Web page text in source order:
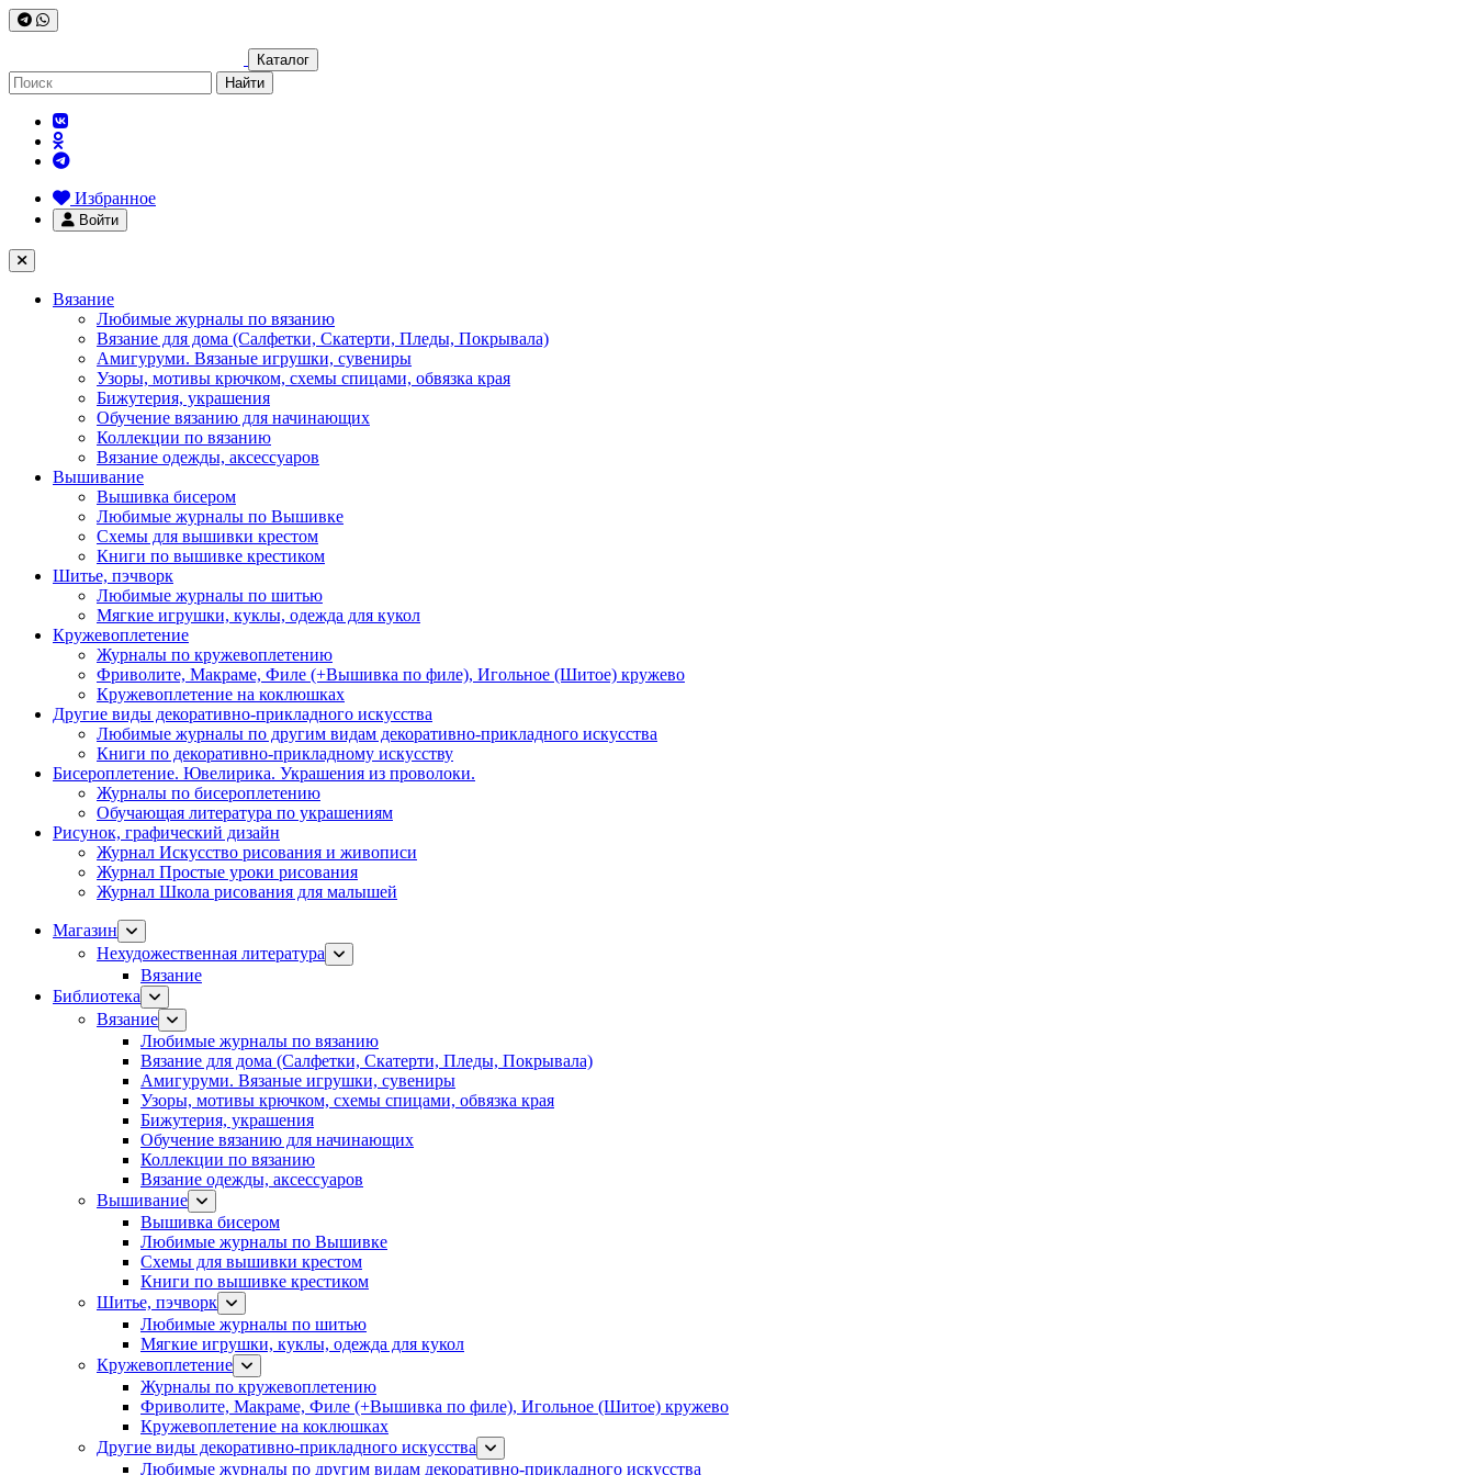
Каталог
Найти
Избранное
Войти
Вязание
Любимые журналы по вязанию
Вязание для дома (Салфетки, Скатерти, Пледы, Покрывала)
Амигуруми. Вязаные игрушки, сувениры
Узоры, мотивы крючком, схемы спицами, обвязка края
Бижутерия, украшения
Обучение вязанию для начинающих
Коллекции по вязанию
Вязание одежды, аксессуаров
Вышивание
Вышивка бисером
Любимые журналы по Вышивке
Схемы для вышивки крестом
Книги по вышивке крестиком
Шитье, пэчворк
Любимые журналы по шитью
Мягкие игрушки, куклы, одежда для кукол
Кружевоплетение
Журналы по кружевоплетению
Фриволите, Макраме, Филе (+Вышивка по филе), Игольное (Шитое) кружево
Кружевоплетение на коклюшках
Другие виды декоративно-прикладного искусства
Любимые журналы по другим видам декоративно-прикладного искусства
Книги по декоративно-прикладному искусству
Бисероплетение. Ювелирика. Украшения из проволоки.
Журналы по бисероплетению
Обучающая литература по украшениям
Рисунок, графический дизайн
Журнал Искусство рисования и живописи
Журнал Простые уроки рисования
Журнал Школа рисования для малышей
Магазин
Нехудожественная литература
Вязание
Библиотека
Вязание
Любимые журналы по вязанию
Вязание для дома (Салфетки, Скатерти, Пледы, Покрывала)
Амигуруми. Вязаные игрушки, сувениры
Узоры, мотивы крючком, схемы спицами, обвязка края
Бижутерия, украшения
Обучение вязанию для начинающих
Коллекции по вязанию
Вязание одежды, аксессуаров
Вышивание
Вышивка бисером
Любимые журналы по Вышивке
Схемы для вышивки крестом
Книги по вышивке крестиком
Шитье, пэчворк
Любимые журналы по шитью
Мягкие игрушки, куклы, одежда для кукол
Кружевоплетение
Журналы по кружевоплетению
Фриволите, Макраме, Филе (+Вышивка по филе), Игольное (Шитое) кружево
Кружевоплетение на коклюшках
Другие виды декоративно-прикладного искусства
Любимые журналы по другим видам декоративно-прикладного искусства